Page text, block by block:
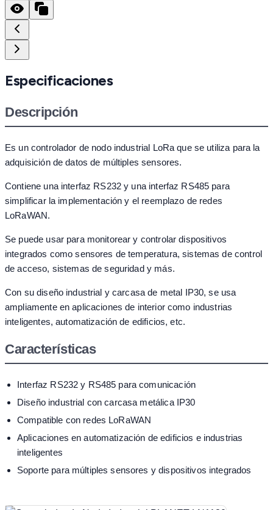
Especificaciones
Descripción
Es un controlador de nodo industrial LoRa que se utiliza para la
adquisición de datos de múltiples sensores.
Contiene una interfaz RS232 y una interfaz RS485 para
simplificar la implementación y el reemplazo de redes
LoRaWAN.
Se puede usar para monitorear y controlar dispositivos
integrados como sensores de temperatura, sistemas de control
de acceso, sistemas de seguridad y más.
Con su diseño industrial y carcasa de metal IP30, se usa
ampliamente en aplicaciones de interior como industrias
inteligentes, automatización de edificios, etc.
Características
Interfaz RS232 y RS485 para comunicación
Diseño industrial con carcasa metálica IP30
Compatible con redes LoRaWAN
Aplicaciones en automatización de edificios e industrias
inteligentes
Soporte para múltiples sensores y dispositivos integrados